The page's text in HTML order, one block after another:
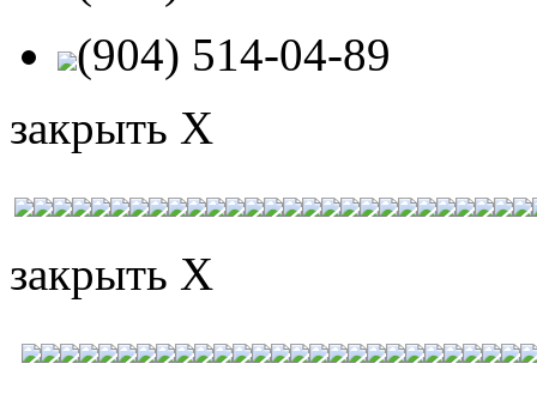
(904) 514-04-89
закрыть X
закрыть X